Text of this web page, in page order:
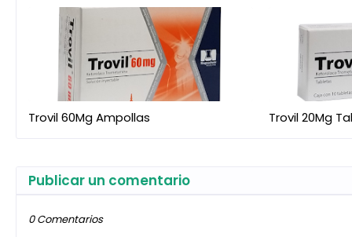
Trovil 60Mg Ampollas Trovil 20Mg
Publicar un comentario
0 Comentarios